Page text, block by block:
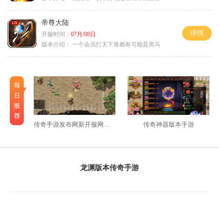
帝尊大陆
开服时间： 07月/08日
版本介绍： 一个会员打天下谁都有可能是黑马
详情
传奇手游发布网新开服网站三端 传奇神器版本手游
龙渊版本传奇手游